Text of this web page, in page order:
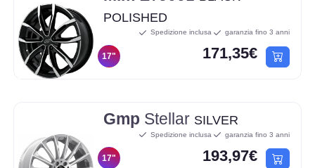
POLISHED
17"
Spedizione inclusa garanzia fino 3 anni
171,35€
Gmp Stellar SILVER
17"
Spedizione inclusa garanzia fino 3 anni
193,97€